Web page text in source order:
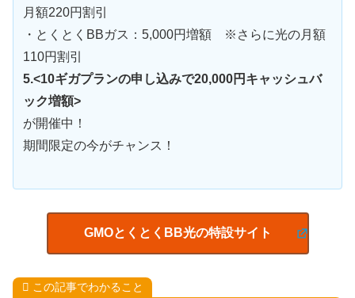
月額220円割引
・とくとくBBガス：5,000円増額 ※さらに光の月額
110円割引
5.<10ギガプランの申し込みで20,000円キャッシュバ
ック増額>
が開催中！
期間限定の今がチャンス！
GMOとくとくBB光の特設サイト
この記事でわかること